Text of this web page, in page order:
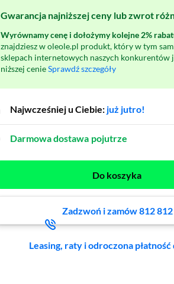
Gwarancja najniższej ceny lub zwrot
Wyrównamy cenę i dołożymy kolejne 2%
znajdziesz w oleole.pl produkt, który w tym
sklepach internetowych naszych konkurentów
niższej cenieSprawdź szczegóły
Najwcześniej u Ciebie: już jutro!
Darmowa dostawa pojutrze
Do koszyka
Zadzwoń i zamów 812
Leasing, raty i odroczona